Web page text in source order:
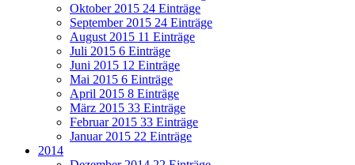
Oktober 2015 24 Einträge
September 2015 24 Einträge
August 2015 11 Einträge
Juli 2015 6 Einträge
Juni 2015 12 Einträge
Mai 2015 6 Einträge
April 2015 8 Einträge
März 2015 33 Einträge
Februar 2015 33 Einträge
Januar 2015 22 Einträge
2014